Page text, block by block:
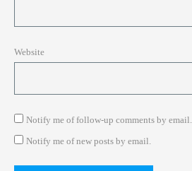
Website
Notify me of follow-up comments by email.
Notify me of new posts by email.